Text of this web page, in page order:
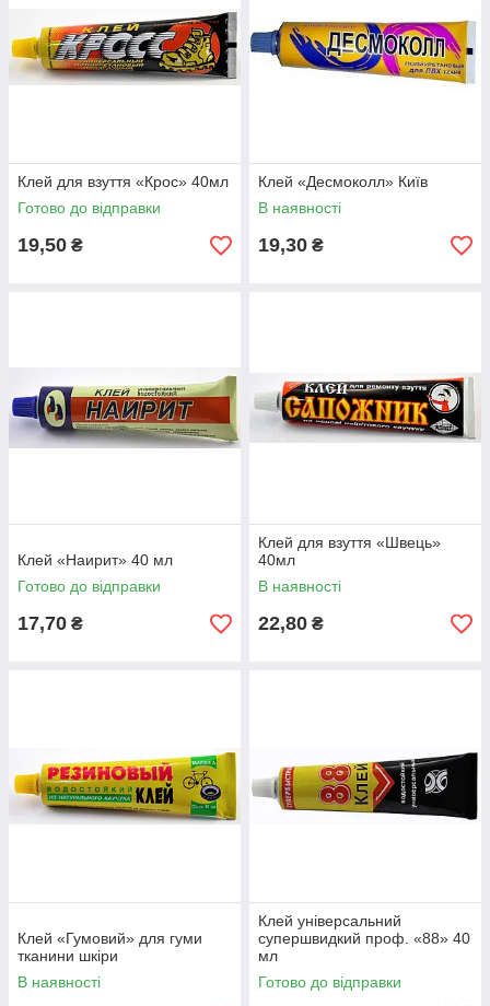
Клей для взуття «Крос» 40мл
Готово до відправки
19,50 ₴
Клей «Десмоколл» Київ
В наявності
19,30 ₴
Клей «Наирит» 40 мл
Готово до відправки
17,70 ₴
Клей для взуття «Швець»
40мл
В наявності
22,80 ₴
Клей «Гумовий» для гуми
тканини шкіри
В наявності
Клей універсальний
супершвидкий проф. «88» 40
мл
Готово до відправки